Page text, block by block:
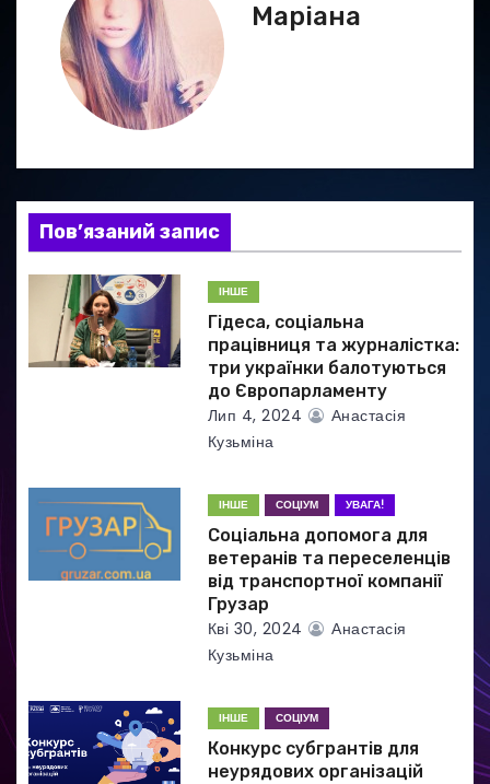
а
п
Маріана
Пов’язаний запис
ІНШЕ
Гідеса, соціальна
працівниця та журналістка:
три українки балотуються
до Європарламенту
Лип 4, 2024
Анастасія
Кузьміна
ІНШЕ СОЦІУМ УВАГА!
Соціальна допомога для
ветеранів та переселенців
від транспортної компанії
Грузар
Кві 30, 2024
Анастасія
Кузьміна
ІНШЕ СОЦІУМ
Конкурс субгрантів для
неурядових організацій